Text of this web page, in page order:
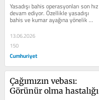
Yasadışı bahis operasyonları son hız
devam ediyor. Özellikle yasadışı
bahis ve kumar ayağına yönelik
yapılan operasyonlarda ortaya...
13.06.2026
150
Cumhuriyet
Çağımızın vebası:
Görünür olma hastalığı